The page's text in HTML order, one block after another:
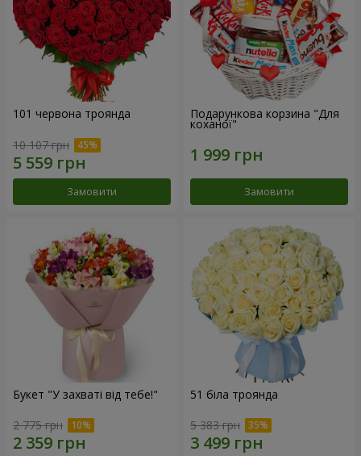
101 червона троянда
10 107 грн
Замовити
Подарункова корзина "Для
коханої"
Замовити
Букет "У захваті від тебе!"
2 775 грн
51 біла троянда
5 383 грн